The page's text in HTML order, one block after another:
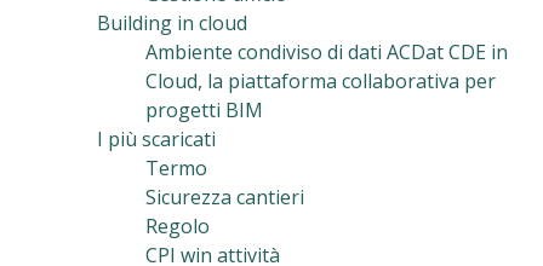
Building in cloud
Ambiente condiviso di dati ACDat CDE in
Cloud, la piattaforma collaborativa per
progetti BIM
I più scaricati
Termo
Sicurezza cantieri
Regolo
CPI win attività